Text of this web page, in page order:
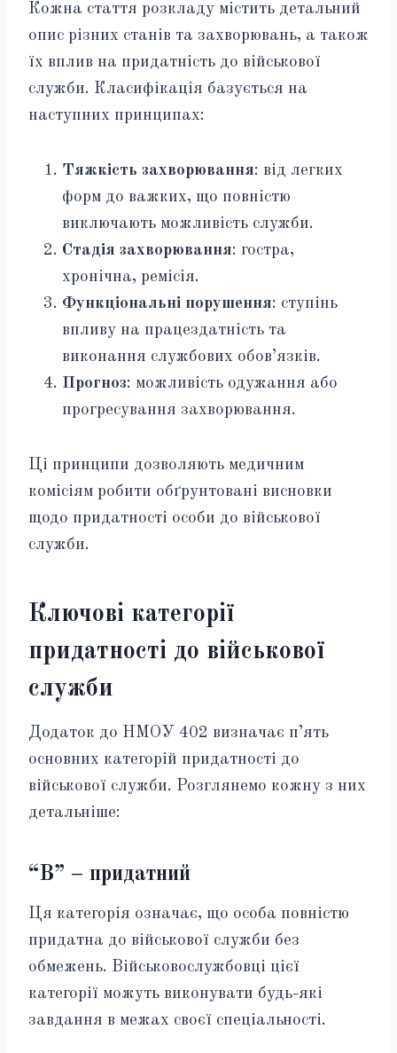
Кожна стаття розкладу містить детальний
опис різних станів та захворювань, а також
їх вплив на придатність до військової
служби. Класифікація базується на
наступних принципах:
Тяжкість захворювання: від легких
форм до важких, що повністю
виключають можливість служби.
Стадія захворювання: гостра,
хронічна, ремісія.
Функціональні порушення: ступінь
впливу на працездатність та
виконання службових обов’язків.
Прогноз: можливість одужання або
прогресування захворювання.
Ці принципи дозволяють медичним
комісіям робити обґрунтовані висновки
щодо придатності особи до військової
служби.
Ключові категорії
придатності до військової
служби
Додаток до НМОУ 402 визначає п’ять
основних категорій придатності до
військової служби. Розглянемо кожну з них
детальніше:
“В” – придатний
Ця категорія означає, що особа повністю
придатна до військової служби без
обмежень. Військовослужбовці цієї
категорії можуть виконувати будь-які
завдання в межах своєї спеціальності.